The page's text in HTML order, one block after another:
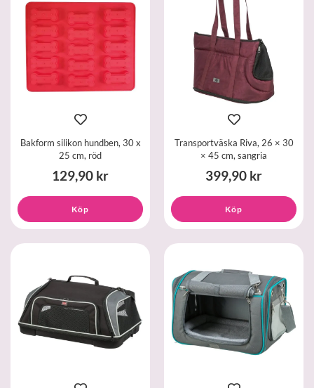
Bakform silikon hundben, 30 x
25 cm, röd
129,90 kr
Köp
Transportväska Riva, 26 × 30
× 45 cm, sangria
399,90 kr
Köp